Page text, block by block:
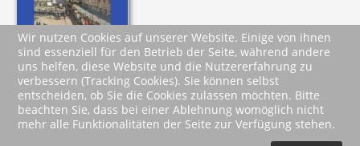
Wir nutzen Cookies auf unserer Website. Einige von ihnen
sind essenziell für den Betrieb der Seite, während andere
uns helfen, diese Website und die Nutzererfahrung zu
verbessern (Tracking Cookies). Sie können selbst
entscheiden, ob Sie die Cookies zulassen möchten. Bitte
beachten Sie, dass bei einer Ablehnung womöglich nicht
mehr alle Funktionalitäten der Seite zur Verfügung stehen.